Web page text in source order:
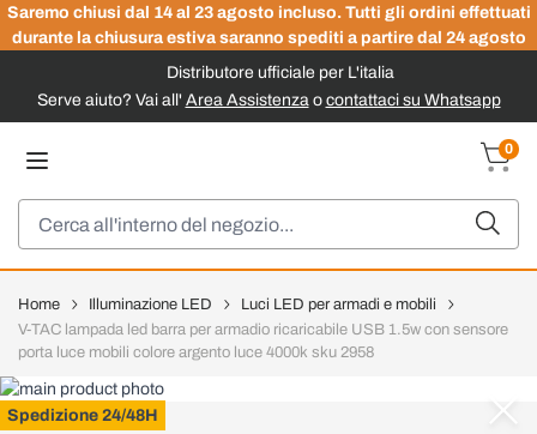
Saremo chiusi dal 14 al 23 agosto incluso. Tutti gli ordini effettuati
durante la chiusura estiva saranno spediti a partire dal 24 agosto
Distributore ufficiale per L'italia
Serve aiuto? Vai all' Area Assistenzao contattaci su Whatsapp
0
Home Illuminazione LED
Luci LED per armadi e mobili
V-TAC lampada led barra per armadio ricaricabile USB 1.5w con sensore
porta luce mobili colore argento luce 4000k sku 2958
Spedizione 24/48H
V-TAC